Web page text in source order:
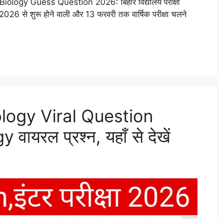
2026 से शुरू होने वाली और 13 फरवरी तक वार्षिक परीक्षा चलने
Viral Question
वायरल प्रश्न, यहाँ से देखें